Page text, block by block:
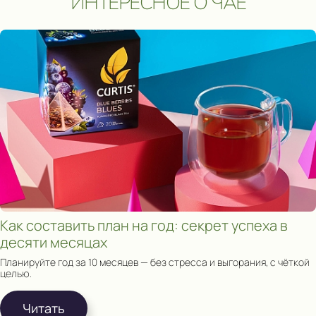
Как составить план на год: секрет успеха в
десяти месяцах
Планируйте год за 10 месяцев — без стресса и выгорания, с чёткой
целью.
Читать
Сроки акции: с 1 августа 2025 по 15 мая 2026. Подробнее: